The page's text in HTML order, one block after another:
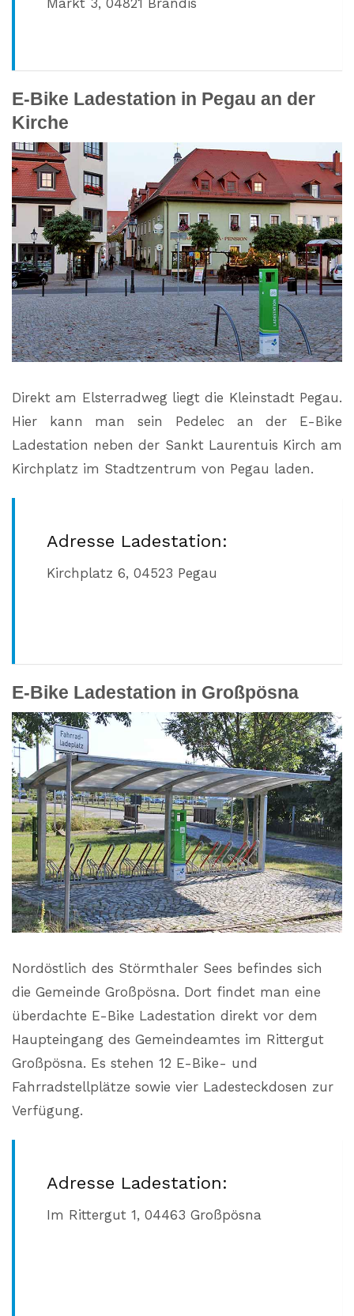
Markt 3, 04821 Brandis
E-Bike Ladestation in Pegau an der
Kirche
Direkt am Elsterradweg liegt die Kleinstadt Pegau.
Hier kann man sein Pedelec an der E-Bike
Ladestation neben der Sankt Laurentuis Kirch am
Kirchplatz im Stadtzentrum von Pegau laden.
Adresse Ladestation:
Kirchplatz 6, 04523 Pegau
E-Bike Ladestation in Großpösna
Nordöstlich des Störmthaler Sees befindes sich
die Gemeinde Großpösna. Dort findet man eine
überdachte E-Bike Ladestation direkt vor dem
Haupteingang des Gemeindeamtes im Rittergut
Großpösna. Es stehen 12 E-Bike- und
Fahrradstellplätze sowie vier Ladesteckdosen zur
Verfügung.
Adresse Ladestation:
Im Rittergut 1, 04463 Großpösna